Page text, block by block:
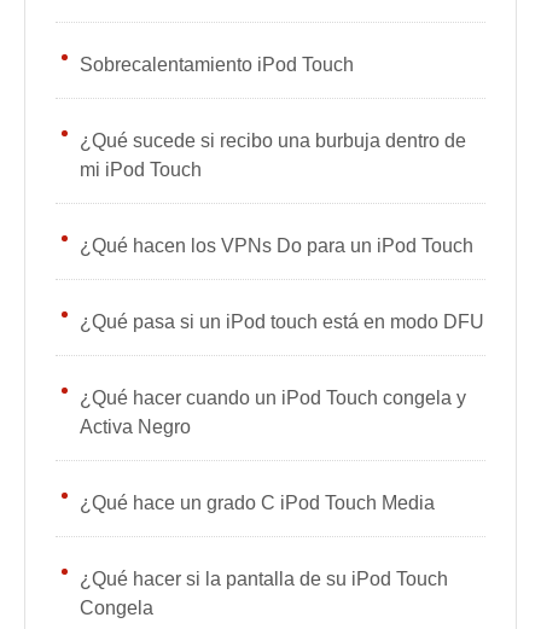
Sobrecalentamiento iPod Touch
¿Qué sucede si recibo una burbuja dentro de
mi iPod Touch
¿Qué hacen los VPNs Do para un iPod Touch
¿Qué pasa si un iPod touch está en modo DFU
¿Qué hacer cuando un iPod Touch congela y
Activa Negro
¿Qué hace un grado C iPod Touch Media
¿Qué hacer si la pantalla de su iPod Touch
Congela